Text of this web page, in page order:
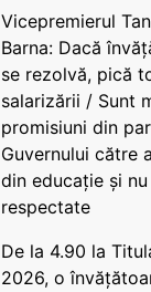
Vicepremierul
Barna: Dacă
se rezolvă, pică
salarizării / Sunt
promisiuni din
Guvernului către
din educație și
respectate
De la 4.90 la
2026, o